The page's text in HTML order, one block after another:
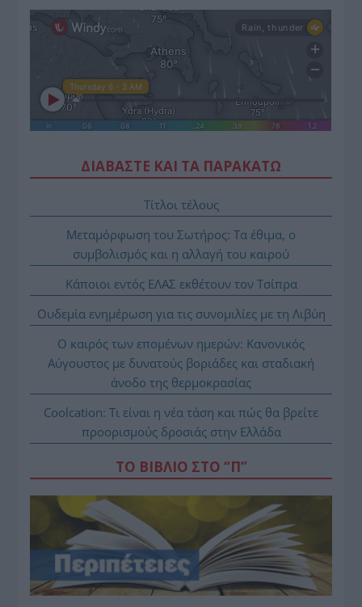
ΔΙΑΒΑΣΤΕ ΚΑΙ ΤΑ ΠΑΡΑΚΑΤΩ
Τίτλοι τέλους
Μεταμόρφωση του Σωτήρος: Τα έθιμα, ο
συμβολισμός και η αλλαγή του καιρού
Κάποιοι εντός ΕΛΑΣ εκθέτουν τον Τσίπρα
Ουδεμία ενημέρωση για τις συνομιλίες με τη Λιβύη
Ο καιρός των επομένων ημερών: Κανονικός
Αύγουστος με δυνατούς βοριάδες και σταδιακή
άνοδο της θερμοκρασίας
Coolcation: Τι είναι η νέα τάση και πώς θα βρείτε
προορισμούς δροσιάς στην Ελλάδα
ΤΟ ΒΙΒΛΙΟ ΣΤΟ “Π”